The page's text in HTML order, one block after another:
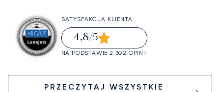
SATYSFAKCJA KLIENTA
4,8/5
NA PODSTAWIE 2 302 OPINII
PRZECZYTAJ WSZYSTKIE